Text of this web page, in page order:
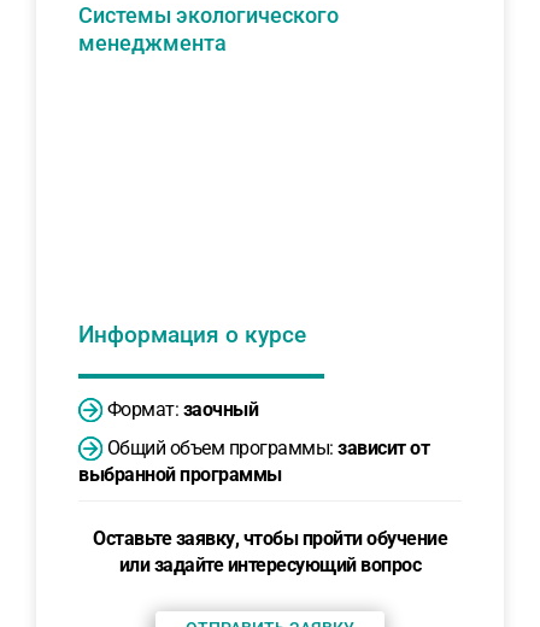
Системы экологического
менеджмента
Информация о курсе
Формат: заочный
Общий объем программы: зависит от
выбранной программы
Оставьте заявку, чтобы пройти обучение
или задайте интересующий вопрос